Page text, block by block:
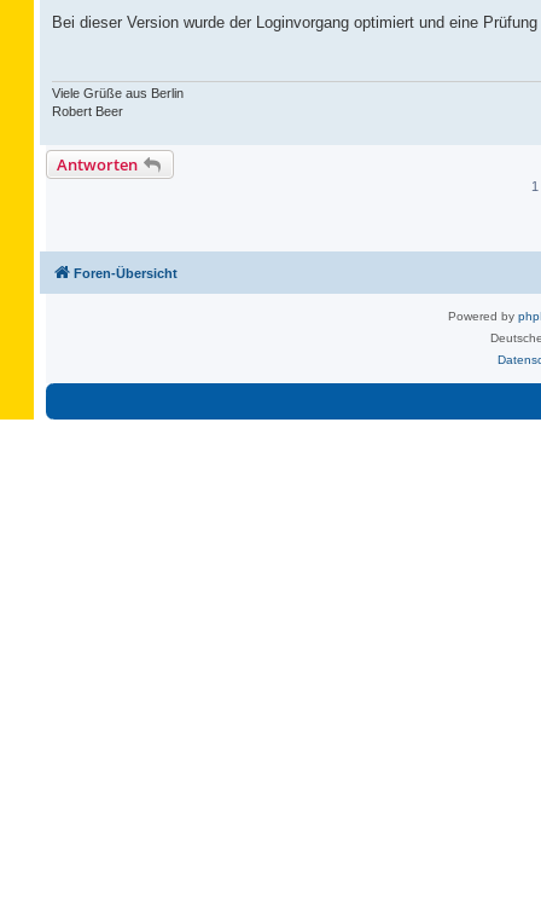
i
Bei dieser Version wurde der Loginvorgang optimiert und eine
Viele Grüße aus Berlin
Robert Beer
Antworten
Foren-Übersicht
Powered by